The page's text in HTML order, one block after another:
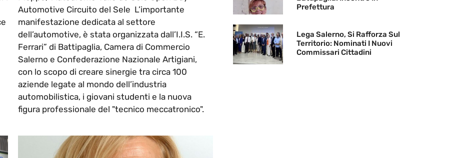
Automotive Circuito del Sele L’importante
manifestazione dedicata al settore
dell’automotive, è stata organizzata dall’I.I.S. “E.
Ferrari” di Battipaglia, Camera di Commercio
Salerno e Confederazione Nazionale Artigiani,
con lo scopo di creare sinergie tra circa 100
aziende legate al mondo dell’industria
automobilistica, i giovani studenti e la nuova
figura professionale del "tecnico meccatronico".
Prefettura
Lega Salerno, Si Rafforza Sul
Territorio: Nominati I Nuovi
Commissari Cittadini